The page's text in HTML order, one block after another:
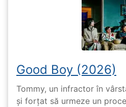
Good Boy (2026)
Tommy, un infractor în
și forțat să urmeze un